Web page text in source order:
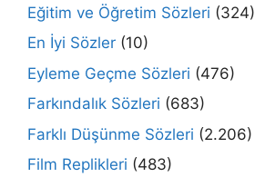
Eğitim ve Öğretim Sözleri (324)
En İyi Sözler (10)
Eyleme Geçme Sözleri (476)
Farkındalık Sözleri (683)
Farklı Düşünme Sözleri (2.206)
Film Replikleri (483)